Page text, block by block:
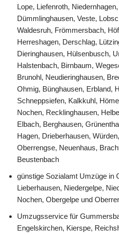
Lope, Liefenroth,
Dümmlinghausen, Veste,
Waldesruh, Frömmersbach,
Herreshagen, Derschlag,
Dieringhausen, Hülsenbusch,
Halstenbach, Birnbaum,
Brunohl, Neudieringhausen,
Ohmig, Bünghausen, Erbland,
Schneppsiefen, Kalkkuhl,
Nochen, Recklinghausen,
Elbach, Berghausen,
Hagen, Drieberhausen,
Oberrengse, Neuenhaus,
Beustenbach
günstige Sozialamt Umzüge in
Lieberhausen, Niedergelpe,
Nochen, Obergelpe und
Umzugsservice für
Engelskirchen, Kierspe,